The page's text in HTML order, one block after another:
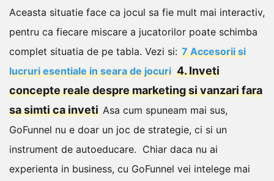
Aceasta situatie face ca jocul sa fie mult mai interactiv,
pentru ca fiecare miscare a jucatorilor poate schimba
complet situatia de pe tabla. Vezi si: 7 Accesorii si
lucruri esentiale in seara de jocuri 4. Inveti
concepte reale despre marketing si vanzari fara
sa simti ca inveti Asa cum spuneam mai sus,
GoFunnel nu e doar un joc de strategie, ci si un
instrument de autoeducare. Chiar daca nu ai
experienta in business, cu GoFunnel vei intelege mai